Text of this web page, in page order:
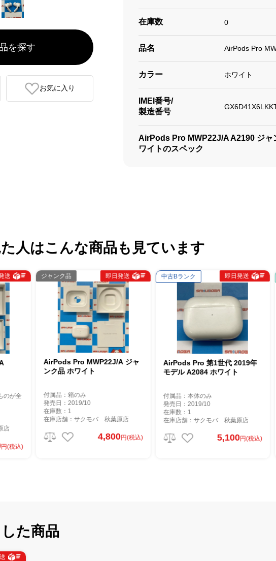
を探す
お気に入り
在庫数 0
品名 AirPods Pro
カラー ホワイト
IMEI番号/
製造番号
AirPods Pro MWP22J/A A2190 ジャ
ワイトのスペック
人はこんな商品も見ています
ジャンク品 即日発送
AirPods Pro MWP22J/A ジャ
ンク品 ホワイト
付属品：箱のみ
発売日：2019/10
在庫店舗：サクモバ 秋葉原店
4,800 円(税込)
中古Bランク 即日発送
AirPods Pro 第1世代 2019年
モデル A2084 ホワイト
付属品：本体のみ
発売日：2019/10
在庫店舗：サクモバ 秋葉原店
5,100 円(税込)
中古Cランク
AirPods Pro
A2084 ホ
付属品：本
発売日：
在庫店舗：
た商品